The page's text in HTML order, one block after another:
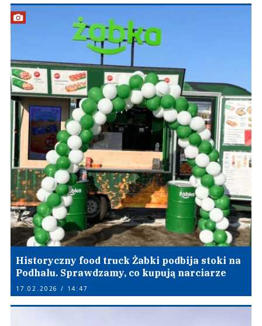
Historyczny food truck Żabki podbija stoki na
Podhalu. Sprawdzamy, co kupują narciarze
17.02.2026 / 14:47